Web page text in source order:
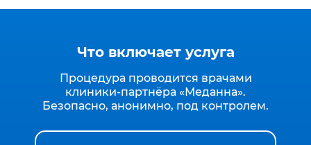
Что включает услуга
Процедура проводится врачами
клиники‑партнёра «Меданна».
Безопасно, анонимно, под контролем.